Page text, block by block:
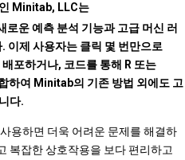
Minitab, LLC는
운 예측 분석 기능과 고급 머신 러
이제 사용자는 클릭 몇 번만으로
포하거나, 코드를 통해 R 또는
하여 Minitab의 기존 방법 외에도 고
다.
용하면 더욱 어려운 문제를 해결하
복잡한 상호작용을 보다 편리하고